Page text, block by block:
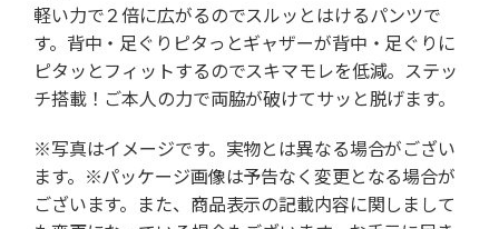
軽い力で２倍に広がるのでスルッとはけるパンツで
す。背中・足ぐりピタっとギャザーが背中・足ぐりに
ピタッとフィットするのでスキマモレを低減。ステッ
チ搭載！ご本人の力で両脇が破けてサッと脱げます。
※写真はイメージです。実物とは異なる場合がござい
ます。※パッケージ画像は予告なく変更となる場合が
ございます。また、商品表示の記載内容に関しまして